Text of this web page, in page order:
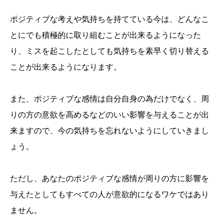
ポジティブな考えや気持ちを持てている今は、どんなこ
とにでも積極的に取り組むことが出来るようになった
り、ミスを起こしたとしても気持ちを素早く切り替える
ことが出来るようになります。
また、ポジティブな感情は自分自身の為だけでなく、周
りの方の意欲を高めるなどのいい影響を与えることが出
来ますので、今の気持ちを忘れないようにしていきまし
ょう。
ただし、あなたのポジティブな感情が周りの方に影響を
与えたとしてもすべての人が意欲的になるワケではあり
ません。